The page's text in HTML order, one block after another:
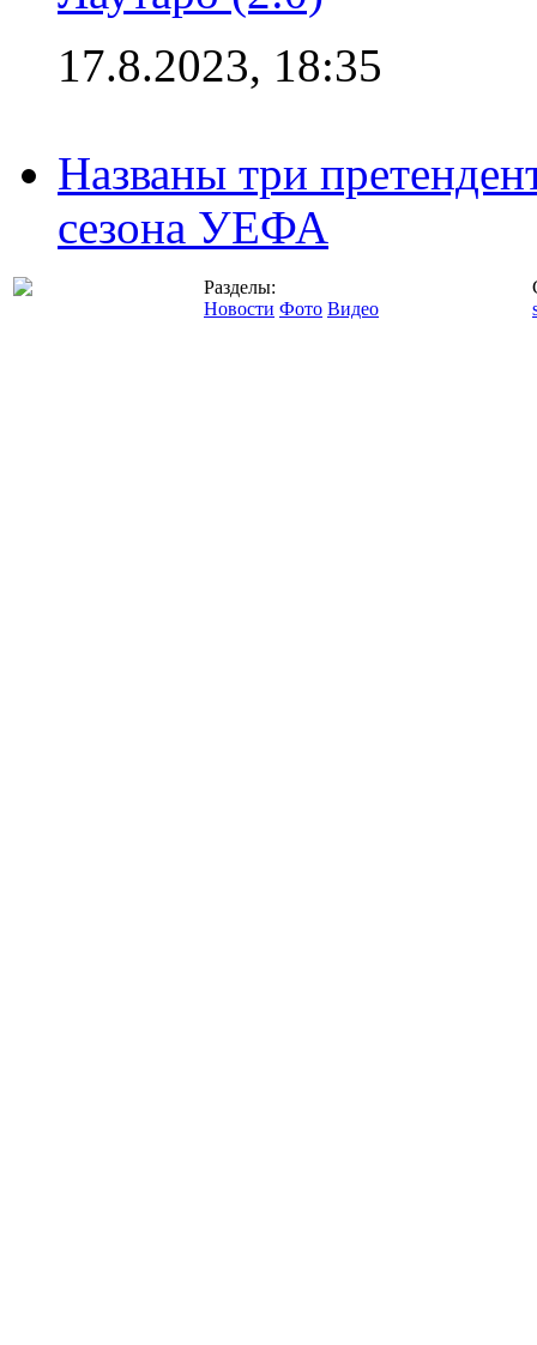
17.8.2023, 18:35
Названы три
сезона УЕФА
Разделы:
Новости Фото Видео